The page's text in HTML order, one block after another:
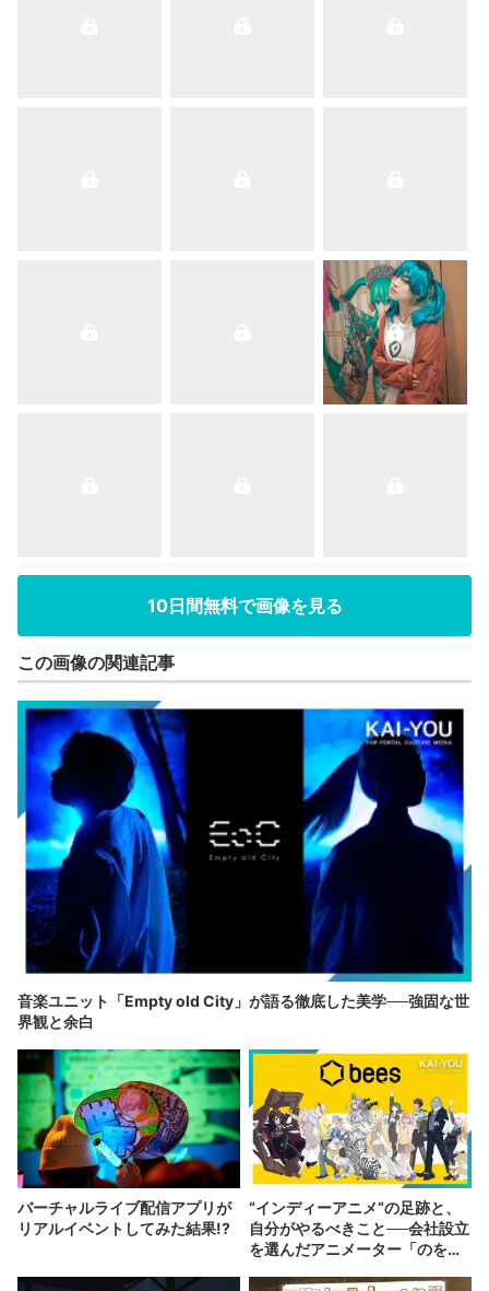
10日間無料で画像を見る
この画像の関連記事
音楽ユニット「Empty old City」が語る徹底した美学──強固な世
界観と余白
バーチャルライブ配信アプリが
リアルイベントしてみた結果!?
“インディーアニメ“の足跡と、
自分がやるべきこと──会社設立
を選んだアニメーター「のを